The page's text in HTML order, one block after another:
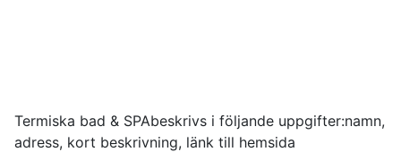
Termiska bad & SPAbeskrivs i följande uppgifter:namn,
adress, kort beskrivning, länk till hemsida